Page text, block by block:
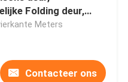
Folding deur,
deur, trackless
Meters
Contacteer ons